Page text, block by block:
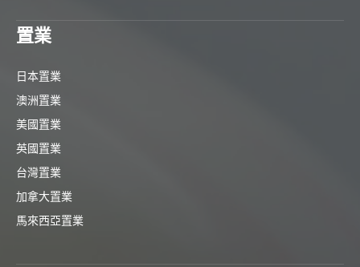
置業
日本置業
澳洲置業
美國置業
英國置業
台灣置業
加拿大置業
馬來西亞置業